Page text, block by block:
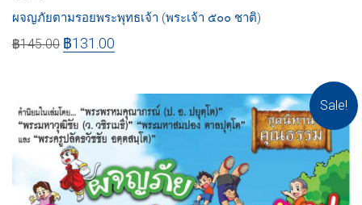
ผจญภัยตามรอยพระพุทธเจ้า (พระเจ้า ๕๐๐ ชาติ)
฿145.00 ฿131.00
Sale!